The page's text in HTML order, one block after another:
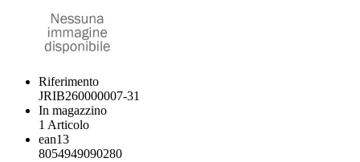
Riferimento
JRIB260000007-31
In magazzino
1 Articolo
ean13
8054949090280